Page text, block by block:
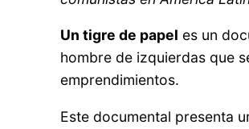
Un tigre de papel es un
hombre de izquierdas que
emprendimientos.
Este documental presenta